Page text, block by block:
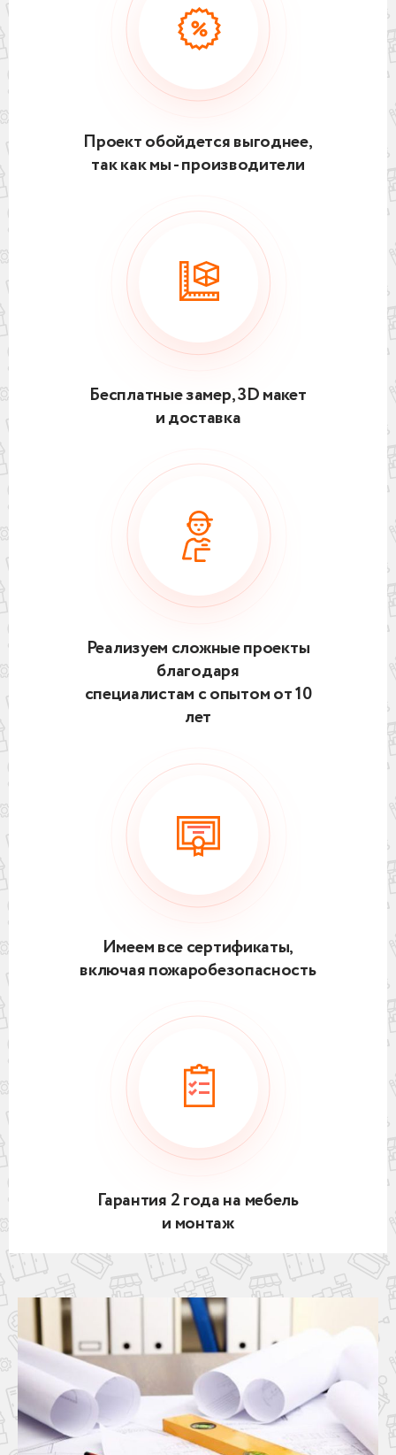
Проект обойдется выгоднее,
так как мы - производители
Бесплатные замер, 3D макет
и доставка
Реализуем сложные проекты
благодаря
специалистам с опытом от 10
лет
Имеем все сертификаты,
включая пожаробезопасность
Гарантия 2 года на мебель
и монтаж